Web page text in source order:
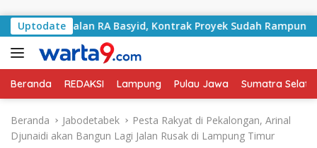
Uptodate
Jalan RA Basyid, Kontrak Proyek Sudah Rampung
Beranda REDAKSI Lampung Pulau Jawa Sumatra
Beranda Jabodetabek
Pesta Rakyat di Pekalongan, Arinal
Djunaidi akan Bangun Lagi Jalan Rusak di Lampung Timur